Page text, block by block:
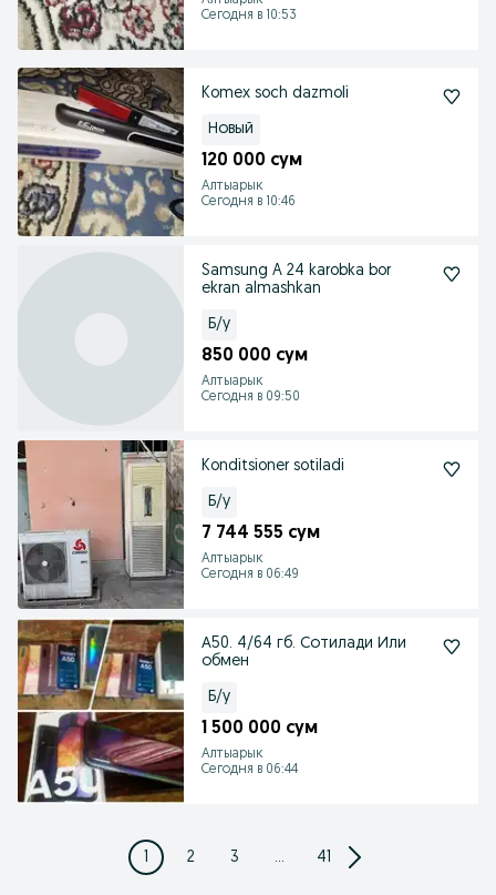
Сегодня в 10:53
Komex soch dazmoli
Новый
120 000 сум
Алтыарык
Сегодня в 10:46
Samsung A 24 karobka bor
ekran almashkan
Б/у
850 000 сум
Алтыарык
Сегодня в 09:50
Konditsioner sotiladi
Б/у
7 744 555 сум
Алтыарык
Сегодня в 06:49
А50. 4/64 гб. Сотилади Или
обмен
Б/у
1 500 000 сум
Алтыарык
Сегодня в 06:44
1 2 3 ... 41